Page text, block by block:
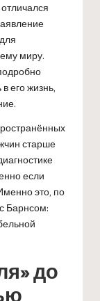
миру.
его жизнь,
старше
если
это, по
Барнсом:
до